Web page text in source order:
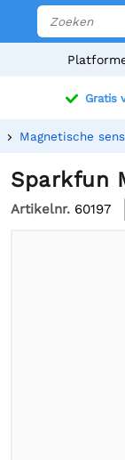
Gratis
Magnetische
Sparkfun
Artikelnr. 60197